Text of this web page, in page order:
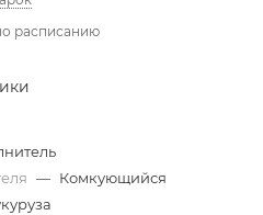
расписанию
— Комкующийся